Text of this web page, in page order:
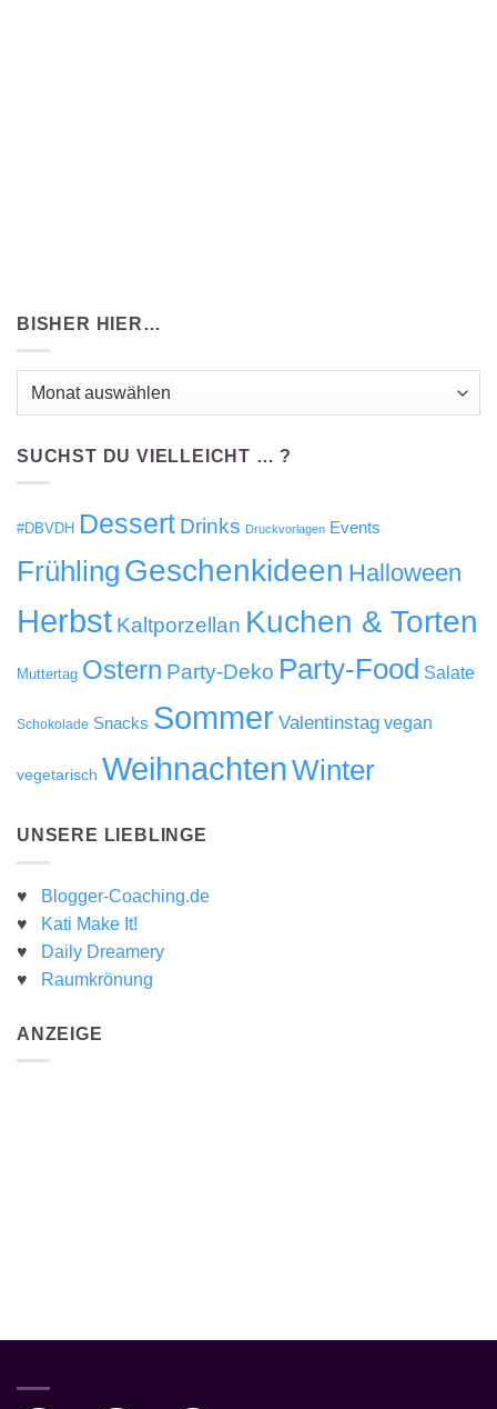
BISHER HIER…
Bisher
SUCHST DU VIELLEICHT … ?
#DBVDH Dessert Drinks Druckvorlagen Events
Frühling Geschenkideen Halloween
Herbst Kaltporzellan Kuchen & Torten
Muttertag Ostern Party-Deko Party-Food Salate
Schokolade Snacks Sommer Valentinstag vegan
vegetarisch WeihnachtenWinter
UNSERE LIEBLINGE
♥
Blogger-Coaching.de
♥
Kati Make It!
♥
Daily Dreamery
♥
Raumkrönung
ANZEIGE